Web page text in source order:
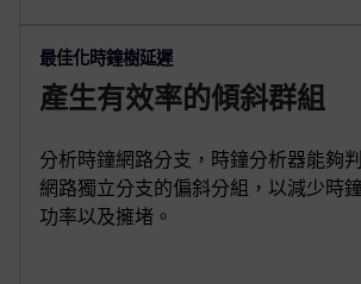
最佳化時鐘樹延遲
產生有效率的傾斜群組
分析時鐘網路分支，時鐘分析器能夠
網路獨立分支的偏斜分組，以減少時
功率以及擁堵。